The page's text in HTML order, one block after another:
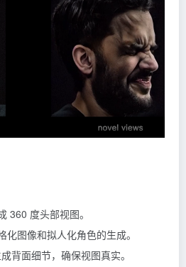
360 度头部视图。
化图像和拟人化角色的生成。
背面细节，确保视图真实。